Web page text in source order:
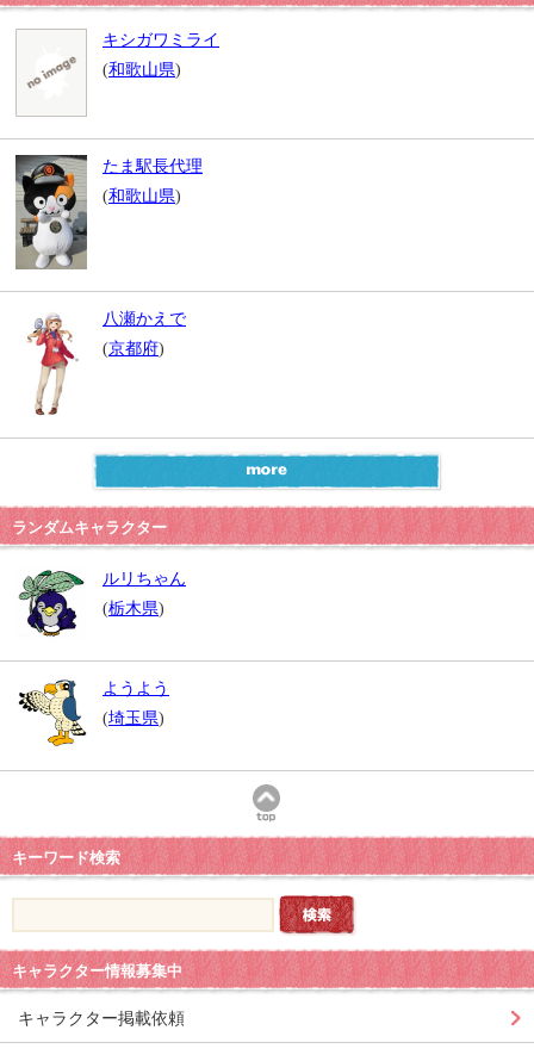
キシガワミライ
(和歌山県)
たま駅長代理
(和歌山県)
八瀬かえで
(京都府)
ランダムキャラクター
ルリちゃん
(栃木県)
ようよう
(埼玉県)
キーワード検索
キャラクター情報募集中
キャラクター掲載依頼